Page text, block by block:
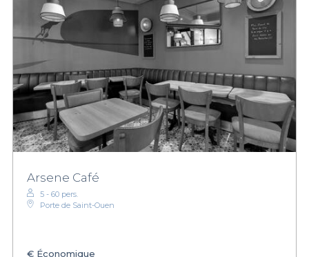
Arsene Café
5 - 60 pers.
Porte de Saint-Ouen
€ Économique